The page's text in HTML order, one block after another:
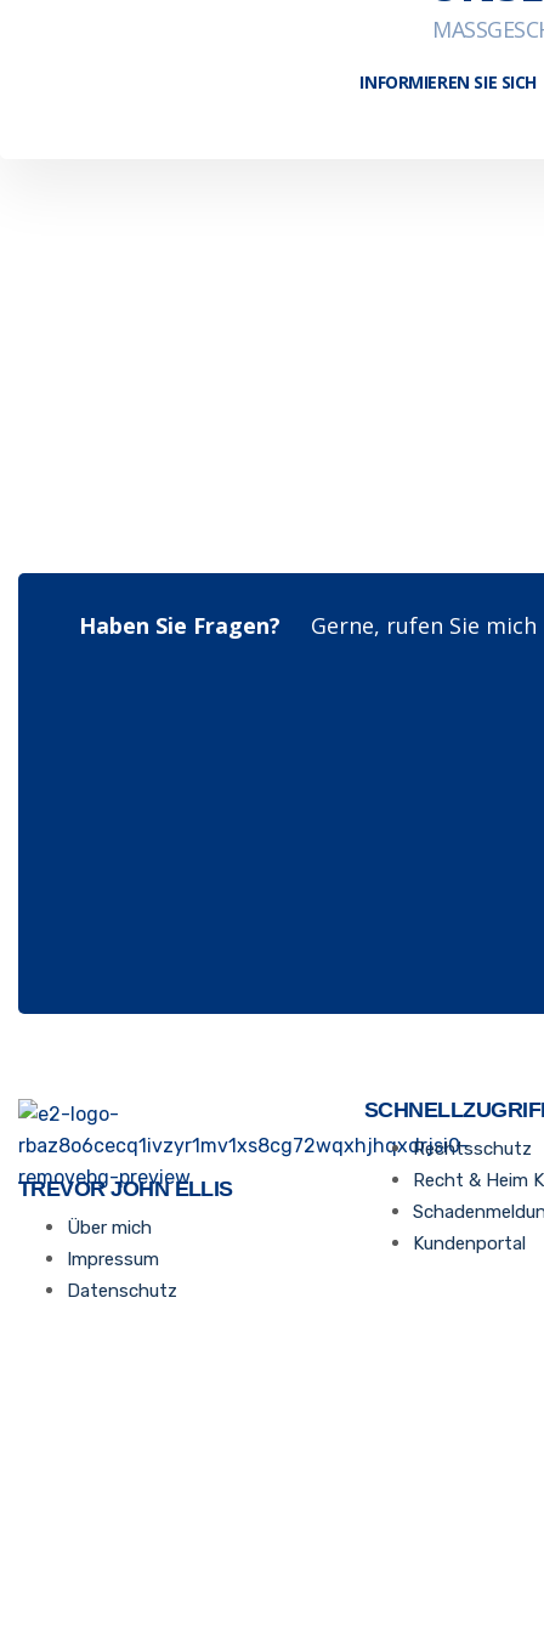
INFORMIEREN SIE SICH
Haben Sie Fragen? Gerne, rufen Sie
TREVOR JOHN ELLIS
Über mich
Impressum
Datenschutz
Rechtsschutz
Recht & Heim
Kundenportal